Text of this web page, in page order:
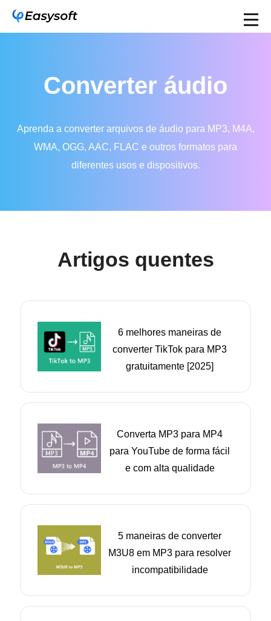
Converter áudio
Aprenda a converter arquivos de áudio para MP3, M4A,
WMA, OGG, AAC, FLAC e outros formatos para
diferentes usos e dispositivos.
Artigos quentes
6 melhores maneiras de
converter TikTok para MP3
gratuitamente [2025]
Converta MP3 para MP4
para YouTube de forma fácil
e com alta qualidade
5 maneiras de converter
M3U8 em MP3 para resolver
incompatibilidade